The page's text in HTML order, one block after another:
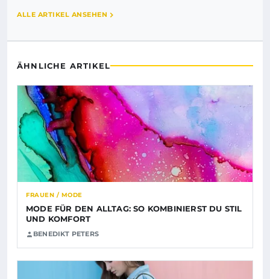
ALLE ARTIKEL ANSEHEN
ÄHNLICHE ARTIKEL
FRAUEN / MODE
MODE FÜR DEN ALLTAG: SO KOMBINIERST DU STIL
UND KOMFORT
BENEDIKT PETERS